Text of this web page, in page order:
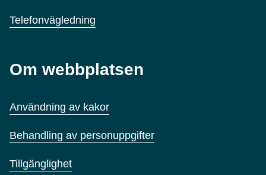
Telefonvägledning
Om webbplatsen
Användning av kakor
Behandling av personuppgifter
Tillgänglighet